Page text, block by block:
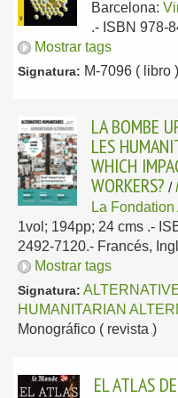
Barcelona:
.- ISBN 978-
Mostrar tags
Signatura: M-7096 ( libro )
LA BOMBE
LES
WHICH
WORKERS? /
La
1vol; 194pp; 24 cms .-
2492-7120.- Francés,
Mostrar tags
Signatura:
HUMANITARIAN
Monográfico ( revista )
EL ATLAS